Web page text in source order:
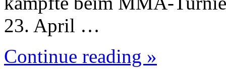
23. April …
Continue reading »